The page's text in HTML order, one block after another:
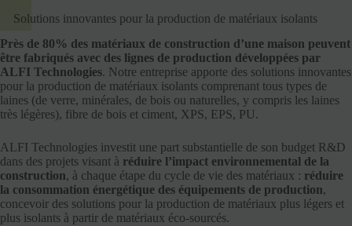
Solutions innovantes pour la production de matériaux isolants
Près de 80% des matériaux de construction d’une maison peuvent
être fabriqués avec des lignes de production développées par
ALFI Technologies. Notre entreprise apporte des solutions innovantes
pour la production de matériaux isolants comprenant tous types de
laines (de verre, minérales, de bois ou naturelles, y compris les laines
très légères), fibre de bois et ciment, XPS, EPS, PU.
ALFI Technologies investit une part substantielle de son budget R&D
dans des projets visant à réduire l’impact environnemental de la
construction, à chaque étape du cycle de vie des matériaux : réduire
la consommation énergétique des équipements de production,
concevoir des solutions pour la production de matériaux plus légers et
plus isolants à partir de matériaux éco-sourcés.